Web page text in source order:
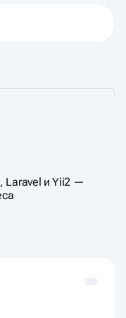
Laravel и Yii2 —